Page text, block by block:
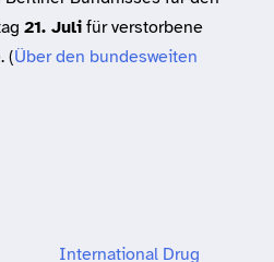
21. Julifür verstorbene
(Über den bundesweiten
International Drug